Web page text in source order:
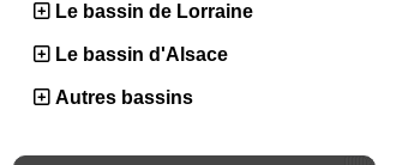
Le bassin de Lorraine
Le bassin d'Alsace
Autres bassins